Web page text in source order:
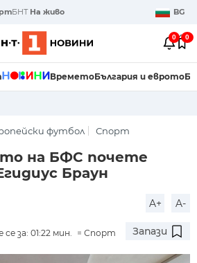
БНТ На живо BG
0 0
ВреметоБългария и еврото
футбол Спорт
на БФС почете
Браун
A+ A-
за: 01:22 мин. Спорт Запази